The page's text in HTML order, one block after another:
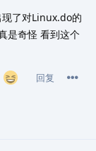
了对Linux.do的
是奇怪 看到这个
回复